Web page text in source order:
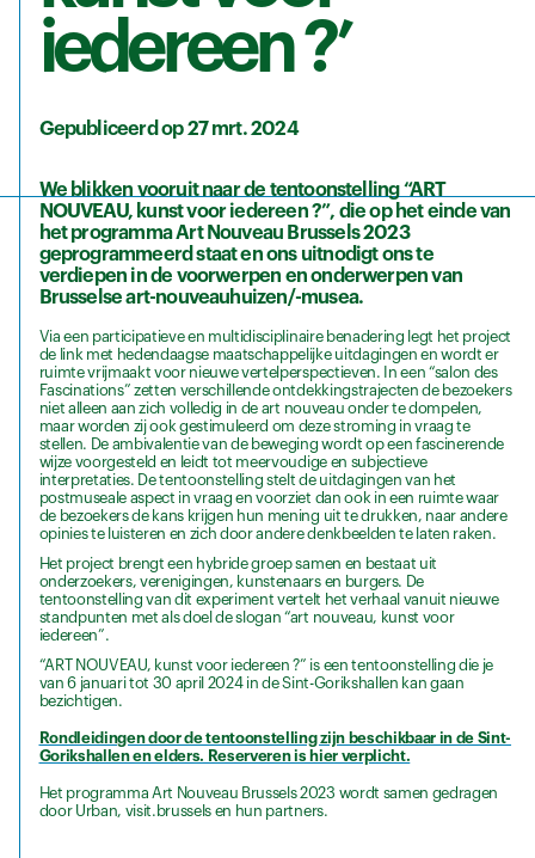
iedereen ?’
Gepubliceerd op 27 mrt. 2024
We blikken vooruit naar de tentoonstelling “ART
NOUVEAU, kunst voor iedereen ?”, die op het einde van
het programma Art Nouveau Brussels 2023
geprogrammeerd staat en ons uitnodigt ons te
verdiepen in de voorwerpen en onderwerpen van
Brusselse art-nouveauhuizen/-musea.
Via een participatieve en multidisciplinaire benadering legt het project
de link met hedendaagse maatschappelijke uitdagingen en wordt er
ruimte vrijmaakt voor nieuwe vertelperspectieven. In een “salon des
Fascinations” zetten verschillende ontdekkingstrajecten de bezoekers
niet alleen aan zich volledig in de art nouveau onder te dompelen,
maar worden zij ook gestimuleerd om deze stroming in vraag te
stellen. De ambivalentie van de beweging wordt op een fascinerende
wijze voorgesteld en leidt tot meervoudige en subjectieve
interpretaties. De tentoonstelling stelt de uitdagingen van het
postmuseale aspect in vraag en voorziet dan ook in een ruimte waar
de bezoekers de kans krijgen hun mening uit te drukken, naar andere
opinies te luisteren en zich door andere denkbeelden te laten raken.
Het project brengt een hybride groep samen en bestaat uit
onderzoekers, verenigingen, kunstenaars en burgers. De
tentoonstelling van dit experiment vertelt het verhaal vanuit nieuwe
standpunten met als doel de slogan “art nouveau, kunst voor
iedereen”.
“ART NOUVEAU, kunst voor iedereen ?” is een tentoonstelling die je
van 6 januari tot 30 april 2024 in de Sint-Gorikshallen kan gaan
bezichtigen.
Rondleidingen door de tentoonstelling zijn beschikbaar in de Sint-
Gorikshallen en elders. Reserveren is hier verplicht.
Het programma Art Nouveau Brussels 2023 wordt samen gedragen
door Urban, visit.brussels en hun partners.